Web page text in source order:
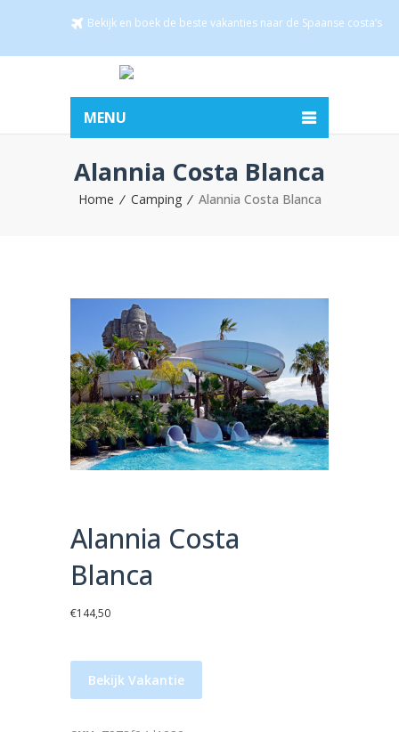
Bekijk en boek de beste vakanties naar de Spaanse costa’s
MENU
Alannia Costa Blanca
Home Camping Alannia Costa Blanca
Alannia Costa
Blanca
€144,50
Bekijk Vakantie